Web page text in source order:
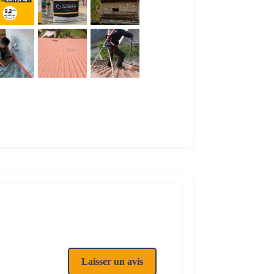
Laisser un avis